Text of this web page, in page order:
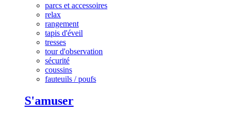
parcs et accessoires
relax
rangement
tapis d'éveil
tresses
tour d'observation
sécurité
coussins
fauteuils / poufs
S'amuser